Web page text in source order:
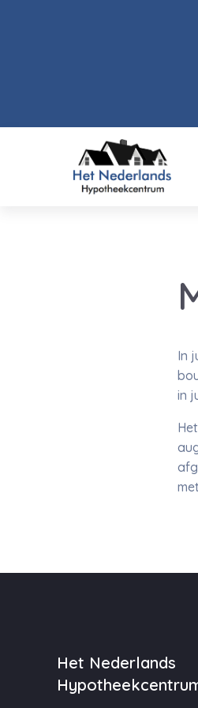
In
in
Het Nederlands